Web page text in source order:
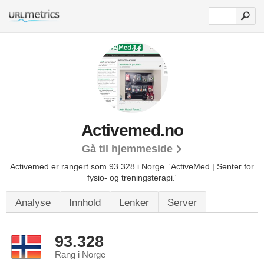
Activemed.no
Gå til hjemmeside
Activemed er rangert som 93.328 i Norge. 'ActiveMed | Senter for
fysio- og treningsterapi.'
Analyse Innhold Lenker Server
93.328
Rang i Norge